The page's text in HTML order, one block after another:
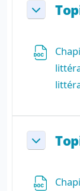
Replier
Replier